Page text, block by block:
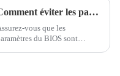
Comment éviter les pannes informatiques
vous que les
du BIOS sont